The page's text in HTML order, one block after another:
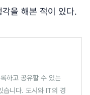
을 해본 적이 있다.
하고 공유할 수 있는
습니다. 도시와 IT의 경